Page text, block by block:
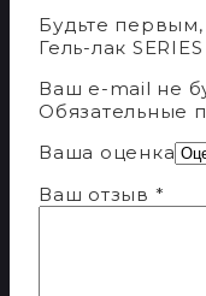
Будьте первым,
Гель-лак
Ваш e-mail не
Обязательные
Ваша оценка
Ваш отзыв *